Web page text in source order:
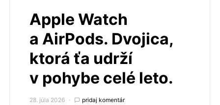
Apple Watch
a AirPods. Dvojica,
ktorá ťa udrží
v pohybe celé leto.
28. júla 2026 pridaj komentár